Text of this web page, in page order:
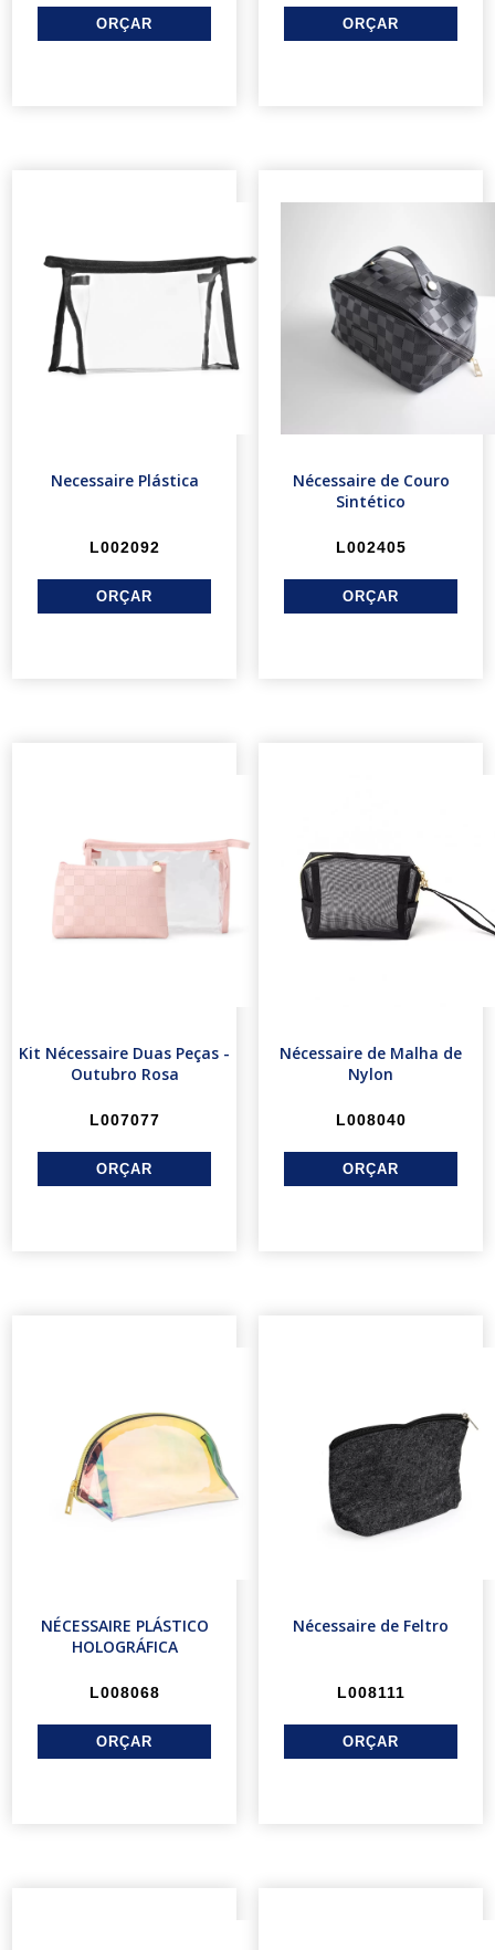
Necessaire Plástica
L002092
Nécessaire de Couro
Sintético
L002405
Kit Nécessaire Duas Peças -
Outubro Rosa
L007077
Nécessaire de Malha de
Nylon
L008040
NÉCESSAIRE PLÁSTICO
HOLOGRÁFICA
L008068
Nécessaire de Feltro
L008111